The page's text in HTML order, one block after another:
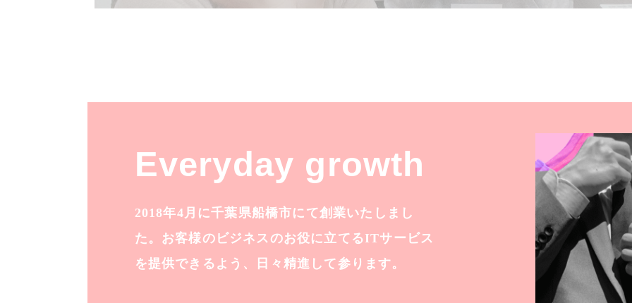
Everyday growth
2018年4月に千葉県船橋市にて創業いたしまし
た。お客様のビジネスのお役に立てるITサービス
を提供できるよう、日々精進して参ります。